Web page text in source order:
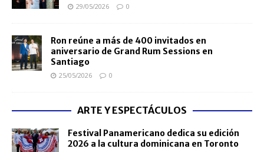
29/05/2026 0
Ron reúne a más de 400 invitados en
aniversario de Grand Rum Sessions en
Santiago
25/05/2026 0
ARTE Y ESPECTÁCULOS
Festival Panamericano dedica su edición
2026 a la cultura dominicana en Toronto